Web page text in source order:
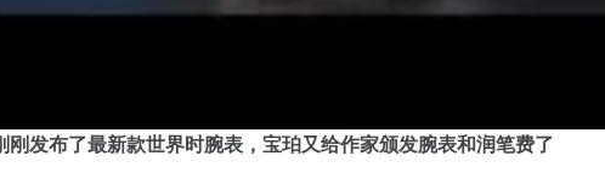
发布了最新款世界时腕表，宝珀又给作家颁发腕表和润笔费了